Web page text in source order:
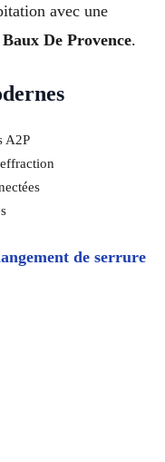
avec une
De Provence.
A2P
de serrure